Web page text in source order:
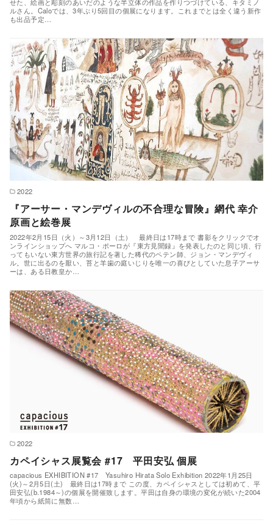
せた、絵画と彫刻のあいだのような半立体の作品を作りつづけている、キタミノ
ルさん。Caloでは、3年ぶり5回目の個展になります。これまでとは全く違う新作
も出品予定…
2022
『アーサー・マンデヴィルの不合理な冒険』網代 幸介
原画と絵巻展
2022年2月15日（火）～3月12日（土） 最終日は17時まで 書影をクリックでオ
ンラインショップへ マルコ・ポーロが『東方見聞録』を発表したのと同じ頃、行
ってもいない東方世界の旅行記を著した稀代のペテン師、ジョン・マンデヴィ
ル。世に出るのを厭い、苔と羊歯の庭いじりを唯一の喜びとしていた息子アーサ
ーは、ある日教皇か…
2022
カペイシャス展覧会 #17 平田安弘 個展
capacious EXHIBITION #17 Yasuhiro Hirata Solo Exhibition 2022年1月25日
(火)～2月5日(土) 最終日は17時まで この度、カペイシャスとしては初めて、平
田安弘(b.1984～)の個展を開催致します。平田は自身の環境の変化が続いた2004
年頃から紙筒に無数…